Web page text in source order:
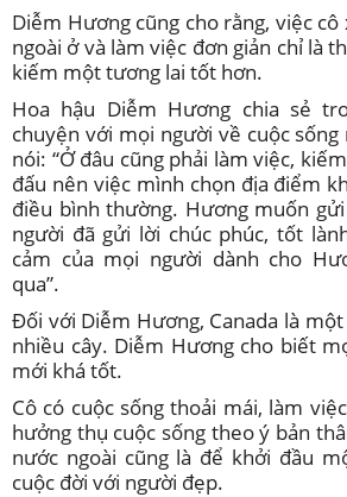
Diễm Hương cũng cho rằng, việc cô
ngoài ở và làm việc đơn giản chỉ là
kiếm một tương lai tốt hơn.
Hoa hậu Diễm Hương chia sẻ
chuyện với mọi người về cuộc sống
nói: “Ở đâu cũng phải làm việc,
đấu nên việc mình chọn địa điểm
điều bình thường. Hương muốn
người đã gửi lời chúc phúc, tốt
cảm của mọi người dành cho
qua”.
Đối với Diễm Hương, Canada là
nhiều cây. Diễm Hương cho biết
mới khá tốt.
Cô có cuộc sống thoải mái, làm
hưởng thụ cuộc sống theo ý bản
nước ngoài cũng là để khởi đầu
cuộc đời với người đẹp.